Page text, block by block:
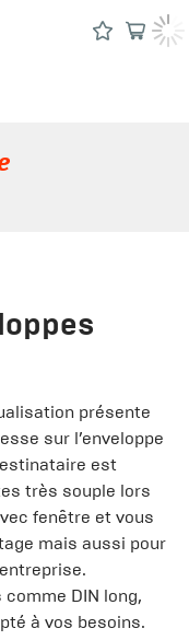
présente
sur l’enveloppe
est
très souple lors
fenêtre et vous
mais aussi pour
DIN long,
à vos besoins.